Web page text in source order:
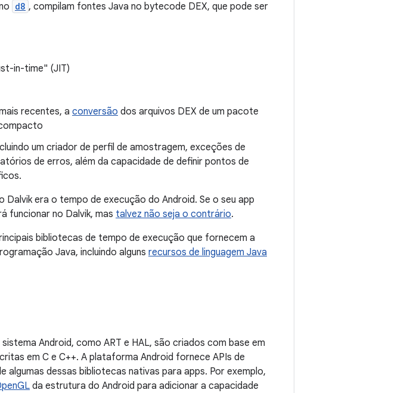
d8 , compilam fontes Java no bytecode DEX, que pode ser
in-time" (JIT)
recentes, a conversão dos arquivos DEX de um pacote
um criador de perfil de amostragem, exceções de
de erros, além da capacidade de definir pontos de
Dalvik era o tempo de execução do Android. Se o seu app
funcionar no Dalvik, mas talvez não seja o contrário.
bibliotecas de tempo de execução que fornecem a
Java, incluindo alguns recursos de linguagem Java
Android, como ART e HAL, são criados com base em
em C e C++. A plataforma Android fornece APIs de
algumas dessas bibliotecas nativas para apps. Por exemplo,
da estrutura do Android para adicionar a capacidade